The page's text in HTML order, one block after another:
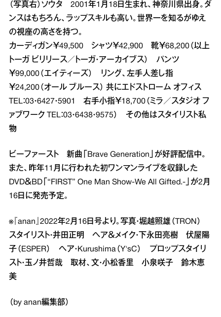
（写真右）ソウタ 2001年1月18日生まれ、神奈川県出身。ダ
ンスはもちろん、ラップスキルも高い。世界一を知るがゆえ
の視座の高さを持つ。
カーディガン￥49,500 シャツ￥42,900 靴￥68,200（以上
トーガ ビリリース／トーガ・アーカイブス） パンツ
￥99,000（エイティーズ） リング、左手人差し指
￥24,200（オール ブルース） 共にエドストローム オフィス
TEL：03・6427・5901 右手小指￥18,700（ミラ／スタジオ フ
ァブワーク TEL：03・6438・9575） その他はスタイリスト私
物
ビーファースト 新曲「Brave Generation」が好評配信中。
また、昨年11月に行われた初ワンマンライブを収録した
DVD＆BD「“FIRST” One Man Show‐We All Gifted.‐」が2月
16日に発売予定。
※『anan』2022年2月16日号より。写真・堀越照雄（TRON）
スタイリスト・井田正明 ヘア＆メイク・下永田亮樹 伏屋陽
子（ESPER） ヘア・Kurushima（Y'sC） プロップスタイリ
スト・玉ノ井哲哉 取材、文・小松香里 小泉咲子 鈴木恵
美
（by anan編集部）